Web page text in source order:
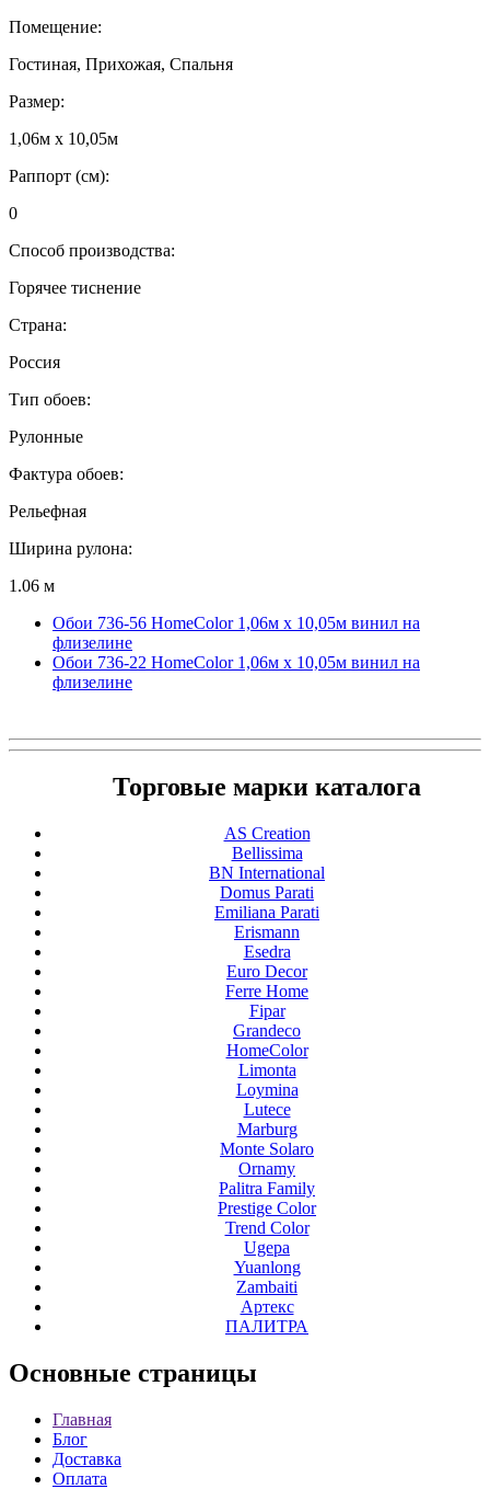
Помещение:
Гостиная, Прихожая, Спальня
Размер:
1,06м х 10,05м
Раппорт (см):
0
Способ производства:
Горячее тиснение
Страна:
Россия
Тип обоев:
Рулонные
Фактура обоев:
Рельефная
Ширина рулона:
1.06 м
Обои 736-56 HomeColor 1,06м х 10,05м винил на
флизелине
Обои 736-22 HomeColor 1,06м х 10,05м винил на
флизелине
Торговые марки каталога
AS Creation
Bellissima
BN International
Domus Parati
Emiliana Parati
Erismann
Esedra
Euro Decor
Ferre Home
Fipar
Grandeco
HomeColor
Limonta
Loymina
Lutece
Marburg
Monte Solaro
Ornamy
Palitra Family
Prestige Color
Trend Color
Ugepa
Yuanlong
Zambaiti
Артекс
ПАЛИТРА
Основные страницы
Главная
Блог
Доставка
Оплата